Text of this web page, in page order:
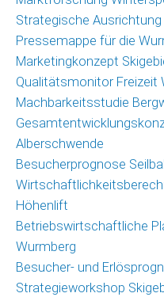
Strategische
Pressemappe für die
Marketingkonzept
Qualitätsmonitor Freizeit
Machbarkeitsstudie
Alberschwende
Besucherprognose
Höhenlift
Betriebswirtschaftliche
Wurmberg
Besucher- und
Strategieworkshop